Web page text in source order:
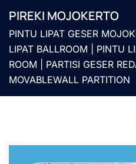
kePIREKI MOJOKERTO
PINTU LIPAT GESER
LIPAT BALLROOM | PINTU
ROOM | PARTISI GESER
MOVABLEWALL PARTITION